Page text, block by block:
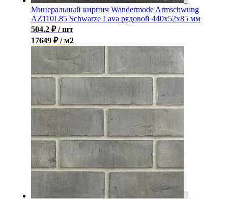
Минеральный кирпич Wandermode Armschwung
AZ110L85 Schwarze Lava рядовой 440x52x85 мм
504.2 ₽ / шт
17649 ₽ / м2